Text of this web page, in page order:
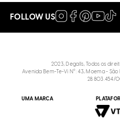
Sandália Couro
90
90
FOLLOW US
2023, Degalls, Todos os
Avenida Bem-Te-Vi N°: 43, Moema -
28.803.454/
UMA MARCA